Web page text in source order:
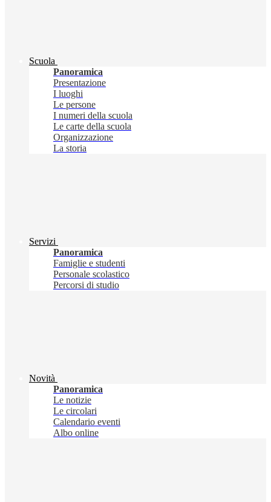
Scuola
Panoramica
Presentazione
I luoghi
Le persone
I numeri della scuola
Le carte della scuola
Organizzazione
La storia
Servizi
Panoramica
Famiglie e studenti
Personale scolastico
Percorsi di studio
Novità
Panoramica
Le notizie
Le circolari
Calendario eventi
Albo online